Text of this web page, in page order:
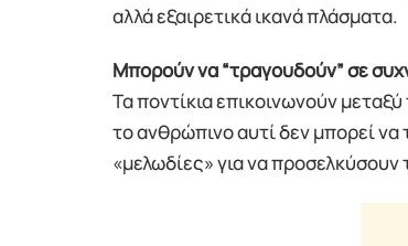
αλλά εξαιρετικά ικανά πλάσματα.
Μπορούν να “τραγουδούν” σε
Τα ποντίκια επικοινωνούν
το ανθρώπινο αυτί δεν μπορεί
«μελωδίες» για να